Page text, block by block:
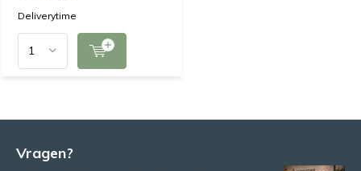
Deliverytime
Vragen?